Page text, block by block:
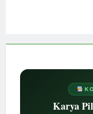
Karya